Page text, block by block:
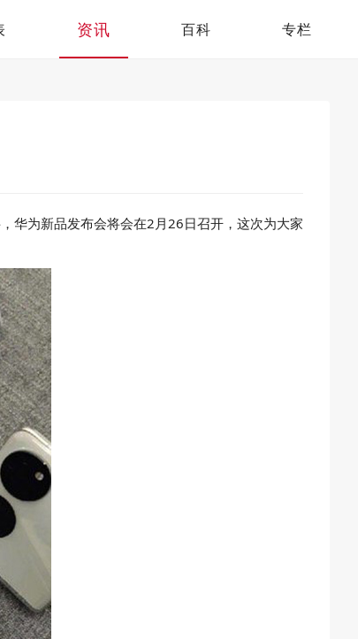
资讯 百科 专栏
华为新品发布会将会在2月26日召开，这次为大家